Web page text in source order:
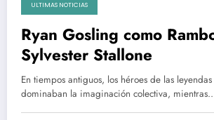
ULTIMAS NOTICIAS
Ryan Gosling como
Sylvester Stallone
En tiempos antiguos, los héroes de las
dominaban la imaginación colectiva,